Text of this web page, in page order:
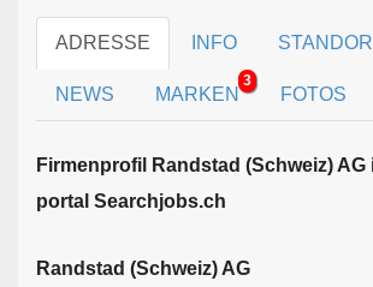
ADRESSE INFO
NEWS MARKEN
3
FOTOS
Firmen­profil Randstad (Schweiz)
portal Searchjobs.ch
Randstad (Schweiz) AG